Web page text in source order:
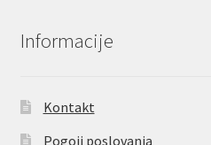
Informacije
Kontakt
Pogoji poslovanja